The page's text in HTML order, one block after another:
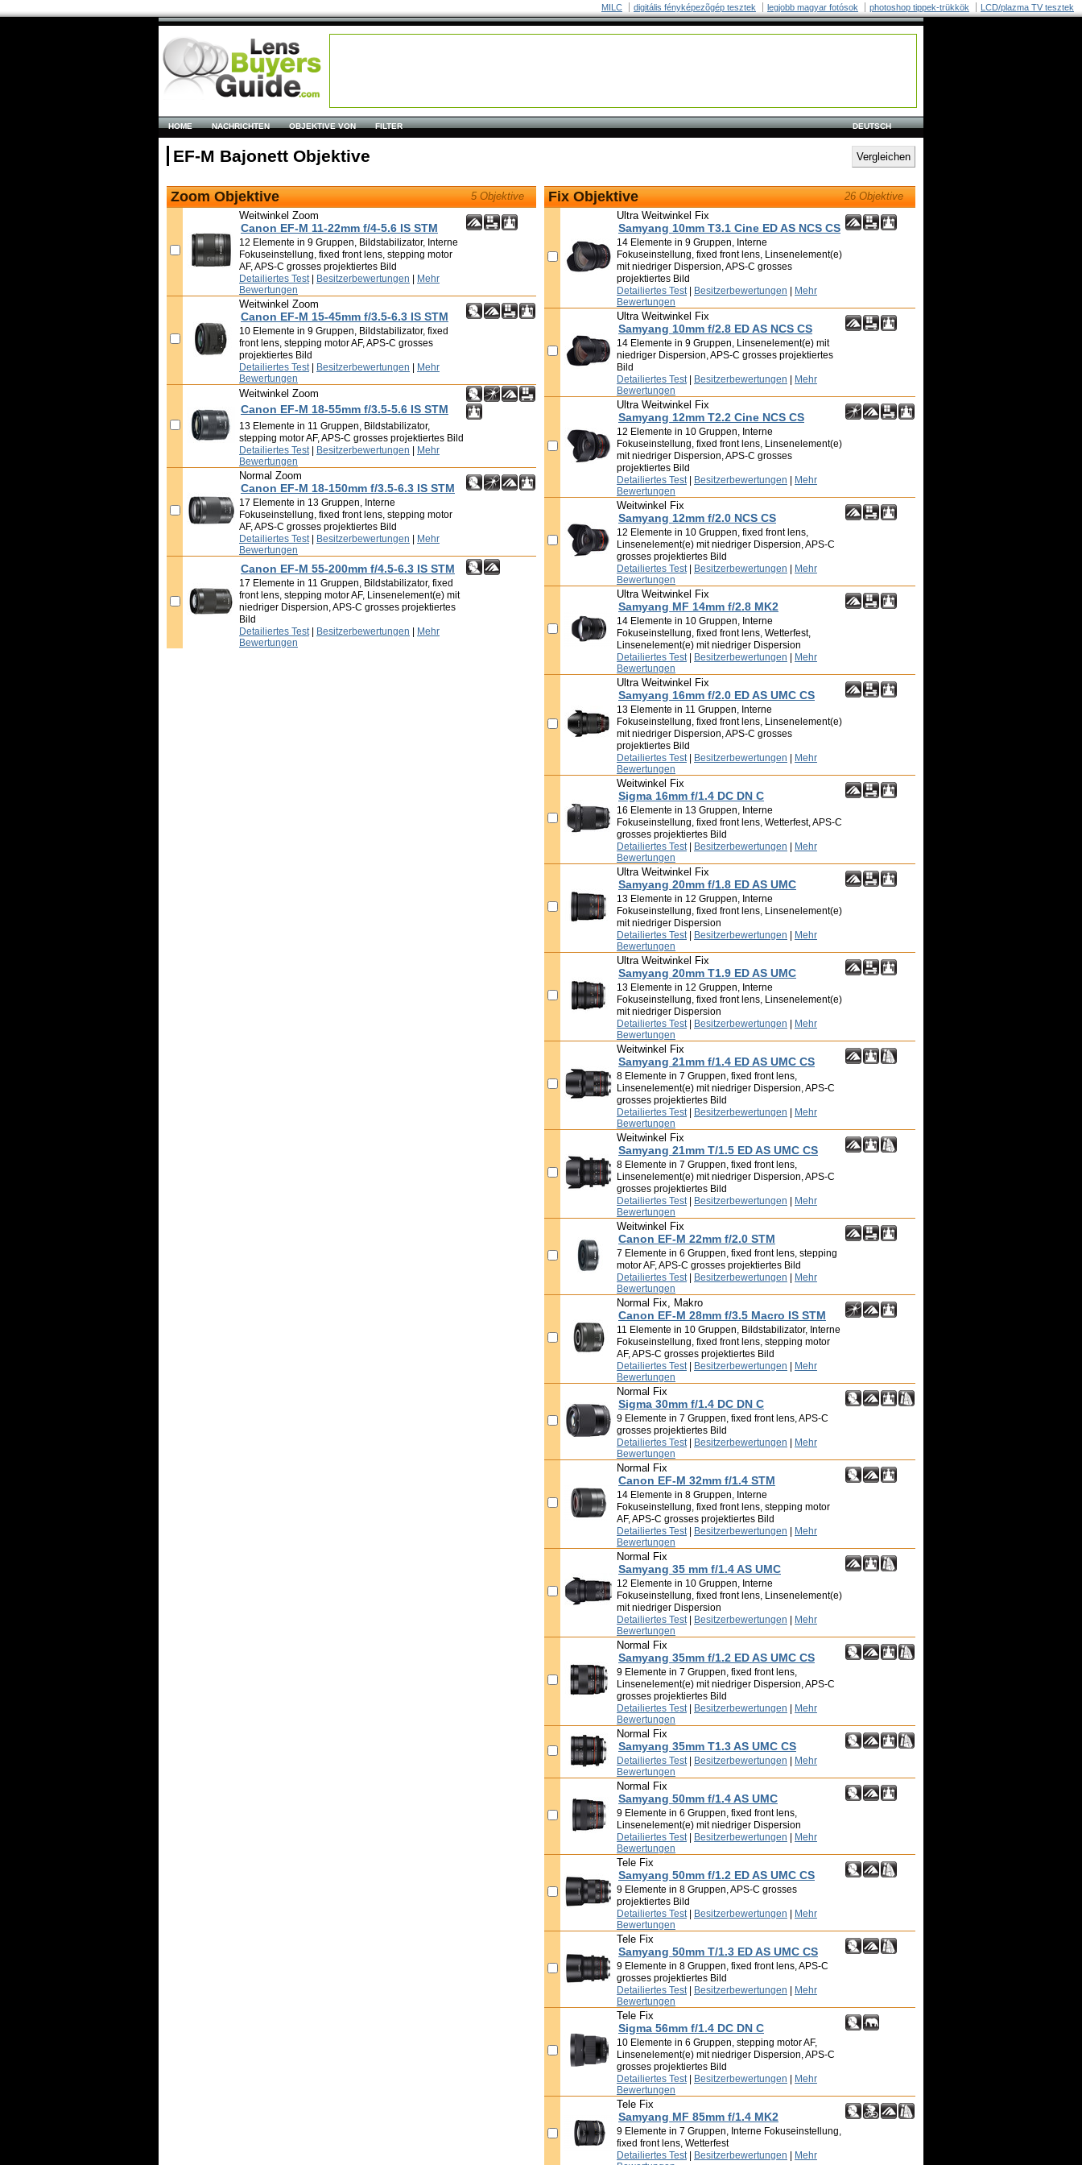
MILC digitális fényképezõgép tesztek legjobb magyar fotósok photoshop tippek-trükkök LCD/plazma TV tesztek
DEUTSCH
HOME NACHRICHTEN OBJEKTIVE VON FILTER
EF-M Bajonett Objektive
5 Objektive
Zoom Objektive
Weitwinkel Zoom
Canon EF-M 11-22mm f/4-5.6 IS STM
12 Elemente in 9 Gruppen, Bildstabilizator, Interne
Fokuseinstellung, fixed front lens, stepping motor
AF, APS-C grosses projektiertes Bild
Detailiertes Test Besitzerbewertungen
Mehr
Bewertungen
Weitwinkel Zoom
Canon EF-M 15-45mm f/3.5-6.3 IS STM
10 Elemente in 9 Gruppen, Bildstabilizator, fixed
front lens, stepping motor AF, APS-C grosses
projektiertes Bild
Detailiertes Test Besitzerbewertungen
Mehr
Bewertungen
Weitwinkel Zoom
Canon EF-M 18-55mm f/3.5-5.6 IS STM
13 Elemente in 11 Gruppen, Bildstabilizator,
stepping motor AF, APS-C grosses projektiertes Bild
Detailiertes Test Besitzerbewertungen
Mehr
Bewertungen
Normal Zoom
Canon EF-M 18-150mm f/3.5-6.3 IS STM
17 Elemente in 13 Gruppen, Interne
Fokuseinstellung, fixed front lens, stepping motor
AF, APS-C grosses projektiertes Bild
Detailiertes Test Besitzerbewertungen
Mehr
Bewertungen
Canon EF-M 55-200mm f/4.5-6.3 IS STM
17 Elemente in 11 Gruppen, Bildstabilizator, fixed
front lens, stepping motor AF, Linsenelement(e) mit
niedriger Dispersion, APS-C grosses projektiertes
Bild
Detailiertes Test Besitzerbewertungen
Mehr
Bewertungen
26 Objektive
Fix Objektive
Ultra Weitwinkel Fix
Samyang 10mm T3.1 Cine ED AS NCS CS
14 Elemente in 9 Gruppen, Interne
Fokuseinstellung, fixed front lens, Linsenelement(e)
mit niedriger Dispersion, APS-C grosses
projektiertes Bild
Detailiertes Test Besitzerbewertungen
Mehr
Bewertungen
Ultra Weitwinkel Fix
Samyang 10mm f/2.8 ED AS NCS CS
14 Elemente in 9 Gruppen, Linsenelement(e) mit
niedriger Dispersion, APS-C grosses projektiertes
Bild
Detailiertes Test Besitzerbewertungen
Mehr
Bewertungen
Ultra Weitwinkel Fix
Samyang 12mm T2.2 Cine NCS CS
12 Elemente in 10 Gruppen, Interne
Fokuseinstellung, fixed front lens, Linsenelement(e)
mit niedriger Dispersion, APS-C grosses
projektiertes Bild
Detailiertes Test Besitzerbewertungen
Mehr
Bewertungen
Weitwinkel Fix
Samyang 12mm f/2.0 NCS CS
12 Elemente in 10 Gruppen, fixed front lens,
Linsenelement(e) mit niedriger Dispersion, APS-C
grosses projektiertes Bild
Detailiertes Test Besitzerbewertungen
Mehr
Bewertungen
Ultra Weitwinkel Fix
Samyang MF 14mm f/2.8 MK2
14 Elemente in 10 Gruppen, Interne
Fokuseinstellung, fixed front lens, Wetterfest,
Linsenelement(e) mit niedriger Dispersion
Detailiertes Test Besitzerbewertungen
Mehr
Bewertungen
Ultra Weitwinkel Fix
Samyang 16mm f/2.0 ED AS UMC CS
13 Elemente in 11 Gruppen, Interne
Fokuseinstellung, fixed front lens, Linsenelement(e)
mit niedriger Dispersion, APS-C grosses
projektiertes Bild
Detailiertes Test Besitzerbewertungen
Mehr
Bewertungen
Weitwinkel Fix
Sigma 16mm f/1.4 DC DN C
16 Elemente in 13 Gruppen, Interne
Fokuseinstellung, fixed front lens, Wetterfest, APS-C
grosses projektiertes Bild
Detailiertes Test Besitzerbewertungen
Mehr
Bewertungen
Ultra Weitwinkel Fix
Samyang 20mm f/1.8 ED AS UMC
13 Elemente in 12 Gruppen, Interne
Fokuseinstellung, fixed front lens, Linsenelement(e)
mit niedriger Dispersion
Detailiertes Test Besitzerbewertungen
Mehr
Bewertungen
Ultra Weitwinkel Fix
Samyang 20mm T1.9 ED AS UMC
13 Elemente in 12 Gruppen, Interne
Fokuseinstellung, fixed front lens, Linsenelement(e)
mit niedriger Dispersion
Detailiertes Test Besitzerbewertungen
Mehr
Bewertungen
Weitwinkel Fix
Samyang 21mm f/1.4 ED AS UMC CS
8 Elemente in 7 Gruppen, fixed front lens,
Linsenelement(e) mit niedriger Dispersion, APS-C
grosses projektiertes Bild
Detailiertes Test Besitzerbewertungen
Mehr
Bewertungen
Weitwinkel Fix
Samyang 21mm T/1.5 ED AS UMC CS
8 Elemente in 7 Gruppen, fixed front lens,
Linsenelement(e) mit niedriger Dispersion, APS-C
grosses projektiertes Bild
Detailiertes Test Besitzerbewertungen
Mehr
Bewertungen
Weitwinkel Fix
Canon EF-M 22mm f/2.0 STM
7 Elemente in 6 Gruppen, fixed front lens, stepping
motor AF, APS-C grosses projektiertes Bild
Detailiertes Test Besitzerbewertungen
Mehr
Bewertungen
Normal Fix, Makro
Canon EF-M 28mm f/3.5 Macro IS STM
11 Elemente in 10 Gruppen, Bildstabilizator, Interne
Fokuseinstellung, fixed front lens, stepping motor
AF, APS-C grosses projektiertes Bild
Detailiertes Test Besitzerbewertungen
Mehr
Bewertungen
Normal Fix
Sigma 30mm f/1.4 DC DN C
9 Elemente in 7 Gruppen, fixed front lens, APS-C
grosses projektiertes Bild
Detailiertes Test Besitzerbewertungen
Mehr
Bewertungen
Normal Fix
Canon EF-M 32mm f/1.4 STM
14 Elemente in 8 Gruppen, Interne
Fokuseinstellung, fixed front lens, stepping motor
AF, APS-C grosses projektiertes Bild
Detailiertes Test Besitzerbewertungen
Mehr
Bewertungen
Normal Fix
Samyang 35 mm f/1.4 AS UMC
12 Elemente in 10 Gruppen, Interne
Fokuseinstellung, fixed front lens, Linsenelement(e)
mit niedriger Dispersion
Detailiertes Test Besitzerbewertungen
Mehr
Bewertungen
Normal Fix
Samyang 35mm f/1.2 ED AS UMC CS
9 Elemente in 7 Gruppen, fixed front lens,
Linsenelement(e) mit niedriger Dispersion, APS-C
grosses projektiertes Bild
Detailiertes Test Besitzerbewertungen
Mehr
Bewertungen
Normal Fix
Samyang 35mm T1.3 AS UMC CS
Detailiertes Test Besitzerbewertungen
Mehr
Bewertungen
Normal Fix
Samyang 50mm f/1.4 AS UMC
9 Elemente in 6 Gruppen, fixed front lens,
Linsenelement(e) mit niedriger Dispersion
Detailiertes Test Besitzerbewertungen
Mehr
Bewertungen
Tele Fix
Samyang 50mm f/1.2 ED AS UMC CS
9 Elemente in 8 Gruppen, APS-C grosses
projektiertes Bild
Detailiertes Test Besitzerbewertungen
Mehr
Bewertungen
Tele Fix
Samyang 50mm T/1.3 ED AS UMC CS
9 Elemente in 8 Gruppen, fixed front lens, APS-C
grosses projektiertes Bild
Detailiertes Test Besitzerbewertungen
Mehr
Bewertungen
Tele Fix
Sigma 56mm f/1.4 DC DN C
10 Elemente in 6 Gruppen, stepping motor AF,
Linsenelement(e) mit niedriger Dispersion, APS-C
grosses projektiertes Bild
Detailiertes Test Besitzerbewertungen
Mehr
Bewertungen
Tele Fix
Samyang MF 85mm f/1.4 MK2
9 Elemente in 7 Gruppen, Interne Fokuseinstellung,
fixed front lens, Wetterfest
Detailiertes Test Besitzerbewertungen
Mehr